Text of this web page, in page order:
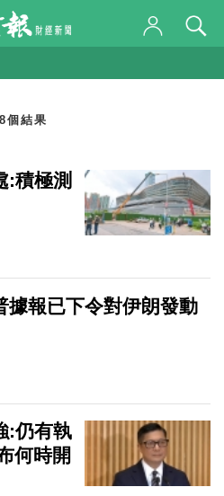
個結果
:積極測
據報已下令對伊朗發動
:仍有執
何時開